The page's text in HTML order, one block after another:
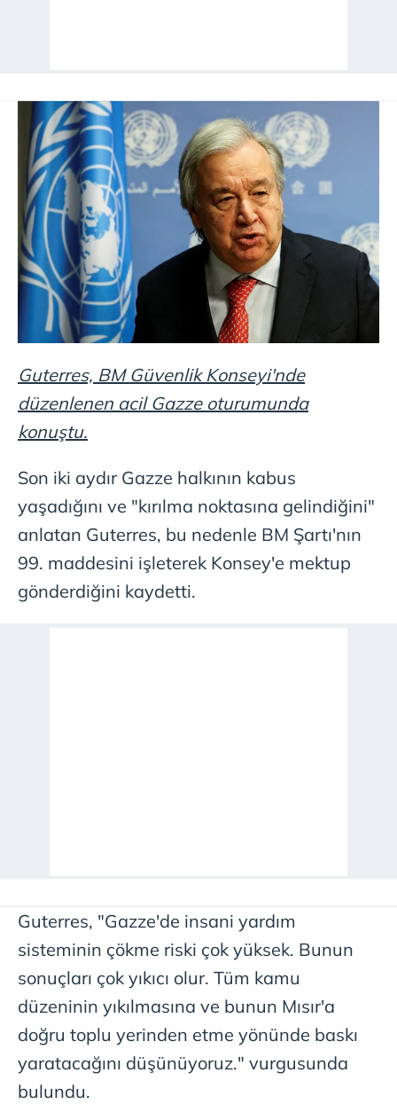
Guterres, BM Güvenlik Konseyi'nde
düzenlenen acil Gazze oturumunda
konuştu.
Son iki aydır Gazze halkının kabus
yaşadığını ve "kırılma noktasına gelindiğini"
anlatan Guterres, bu nedenle BM Şartı'nın
99. maddesini işleterek Konsey'e mektup
gönderdiğini kaydetti.
Guterres, "Gazze'de insani yardım
sisteminin çökme riski çok yüksek. Bunun
sonuçları çok yıkıcı olur. Tüm kamu
düzeninin yıkılmasına ve bunun Mısır'a
doğru toplu yerinden etme yönünde baskı
yaratacağını düşünüyoruz." vurgusunda
bulundu.